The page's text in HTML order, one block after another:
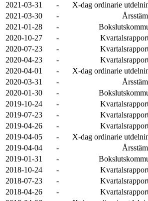
2021-03-31
-
X-dag ordinarie
2021-03-30
-
2021-01-28
-
2020-10-27
-
2020-07-23
-
2020-04-23
-
2020-04-01
-
X-dag ordinarie
2020-03-31
-
2020-01-30
-
2019-10-24
-
2019-07-23
-
2019-04-26
-
2019-04-05
-
X-dag ordinarie
2019-04-04
-
2019-01-31
-
2018-10-24
-
2018-07-23
-
2018-04-26
-